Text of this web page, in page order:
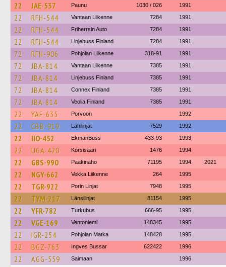
22 JAE-537 Paunu 1030 / 026 1991
22 RFH-544 Vantaan Liikenne 7284 1991
22 RFH-544 Friherrsin Auto 7284 1991
22 RFH-544 Linjebuss Finland 7284 1991
72 RFH-906 Pohjolan Liikenne 318-91 1991
72 JBA-814 Vantaan Liikenne 7385 1991
72 JBA-814 Linjebuss Finland 7385 1991
72 JBA-814 Connex Finland 7385 1991
72 JBA-814 Veolia Finland 7385 1991
22 YAF-635 Porvoon 1992
22 CBB-919 Lähilinjat 7529 1992
22 IIO-452 EkmanBuss 433-93 1993
22 UGA-420 Korsisaari 1476 1994
22 GBS-990 Paakinaho 71195 1994 2021
22 NGY-662 Vekka Liikenne 264 1995
22 TGR-922 Porin Linjat 7948 1995
22 TYM-217 Länsilinjat 81154 1995
22 YFR-782 Turkubus 666-95 1995
22 VGE-169 Ventoniemi 148345 1995
22 IGR-254 Pohjolan Matka 148428 1995
22 BGZ-763 Ingves Bussar 622422 1996
22 AGG-559 Saimaan 1996